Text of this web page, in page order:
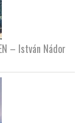
– István Nádor